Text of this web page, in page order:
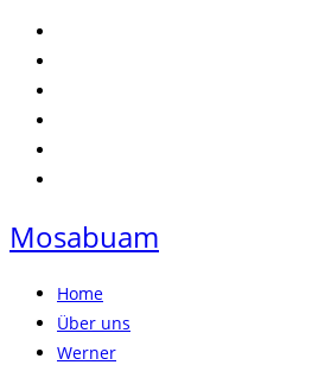
Zum
Inhalt
springen
Mosabuam
Home
Über uns
Werner